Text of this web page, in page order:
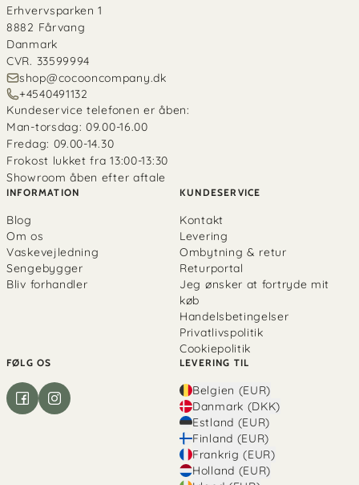
Erhvervsparken 1
8882 Fårvang
Danmark
CVR. 33599994
shop@cocooncompany.dk
+4540491132
Kundeservice telefonen er åben:
Man-torsdag: 09.00-16.00
Fredag: 09.00-14.30
Frokost lukket fra 13:00-13:30
Showroom åben efter aftale
INFORMATION
Blog
Om os
Vaskevejledning
Sengebygger
Bliv forhandler
KUNDESERVICE
Kontakt
Levering
Ombytning & retur
Returportal
Jeg ønsker at fortryde mit
køb
Handelsbetingelser
Privatlivspolitik
Cookiepolitik
FØLG OS LEVERING TIL
Belgien (EUR)
Danmark (DKK)
Estland (EUR)
Finland (EUR)
Frankrig (EUR)
Holland (EUR)